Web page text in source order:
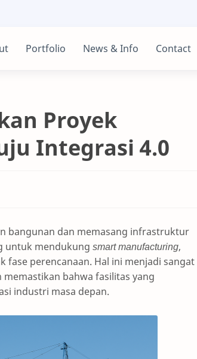
Portfolio News & Info Contact
Proyek
Integrasi 4.0
bangunan dan memasang infrastruktur
untuk mendukung smart manufacturing,
fase perencanaan. Hal ini menjadi sangat
memastikan bahwa fasilitas yang
industri masa depan.